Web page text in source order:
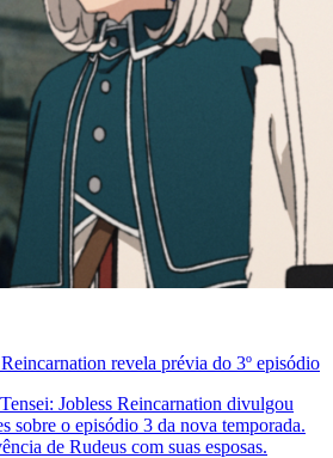
revela prévia do 3º episódio
Jobless Reincarnation divulgou
sobre o episódio 3 da nova temporada.
de Rudeus com suas esposas.